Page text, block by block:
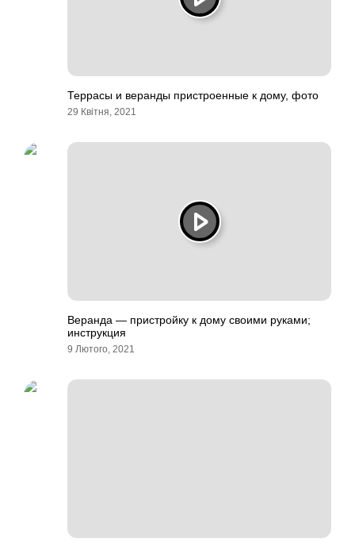
Террасы и веранды пристроенные к дому, фото
29 Квітня, 2021
Веранда — пристройку к дому своими руками;
инструкция
9 Лютого, 2021